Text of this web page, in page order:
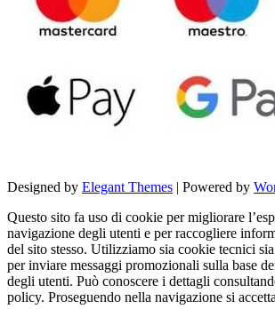
Designed by Elegant Themes | Powered by
Questo sito fa uso di cookie per migliorare
navigazione degli utenti e per raccogliere
del sito stesso. Utilizziamo sia cookie tecnici
per inviare messaggi promozionali sulla base
degli utenti. Può conoscere i dettagli
policy. Proseguendo nella navigazione si